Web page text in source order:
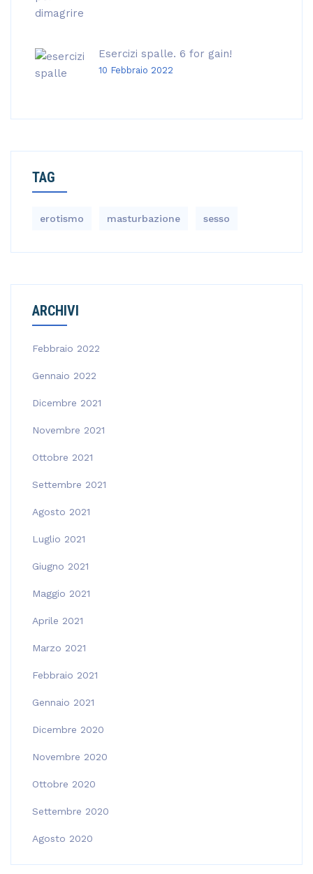
Esercizi spalle. 6 for gain!
10 Febbraio 2022
TAG
erotismo masturbazione sesso
ARCHIVI
Febbraio 2022
Gennaio 2022
Dicembre 2021
Novembre 2021
Ottobre 2021
Settembre 2021
Agosto 2021
Luglio 2021
Giugno 2021
Maggio 2021
Aprile 2021
Marzo 2021
Febbraio 2021
Gennaio 2021
Dicembre 2020
Novembre 2020
Ottobre 2020
Settembre 2020
Agosto 2020